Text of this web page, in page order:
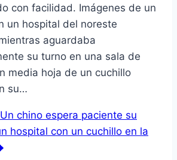
con facilidad. Imágenes de un
un hospital del noreste
aguardaba
su turno en una sala de
media hoja de un cuchillo
su…
Un chino espera paciente su
hospital con un cuchillo en la